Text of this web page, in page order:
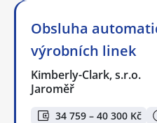
Obsluha
výrobních linek
Kimberly-Clark, s.r.o.
Jaroměř
34 759 – 40 300 Kč